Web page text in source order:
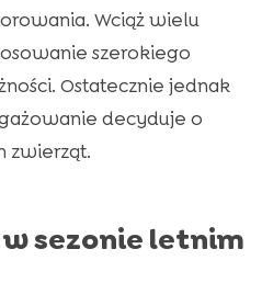
Wciąż wielu
szerokiego
Ostatecznie jednak
decyduje o
zwierząt.
sezonie letnim